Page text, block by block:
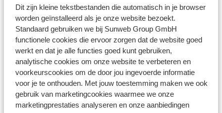
Dit zijn kleine tekstbestanden die automatisch in je browser
worden geïnstalleerd als je onze website bezoekt.
Standaard gebruiken we bij Sunweb Group GmbH
functionele cookies die ervoor zorgen dat de website goed
werkt en dat je alle functies goed kunt gebruiken,
analytische cookies om onze website te verbeteren en
voorkeurscookies om de door jou ingevoerde informatie
voor je te onthouden. Met jouw toestemming maken we ook
gebruik van marketingcookies waarmee we onze
marketingprestaties analyseren en onze aanbiedingen
De maximum snelheid voor bestuurders die minder dan
2 jaar in het bezit zijn van een rijbewijs is 110 km/uur.
*Op de meeste Franse snelwegen geldt een tolheffing
* In sommige steden is het verplicht om een
milieusticker te hebben. Rijd je over de ringweg van
Parijs, de Boulevard Périphérique, dan heb je in veel